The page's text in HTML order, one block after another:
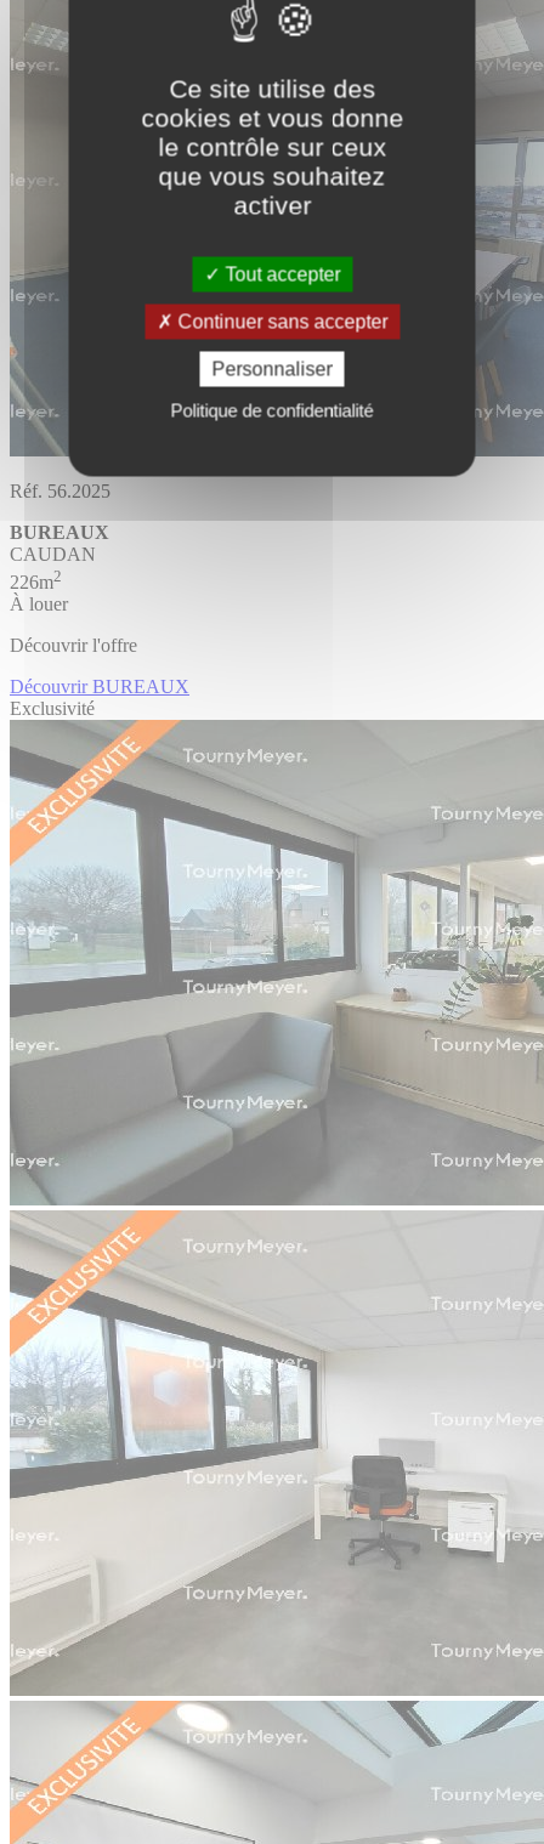
Ce site utilise des
cookies et vous donne
le contrôle sur ceux
que vous souhaitez
activer
Tout accepter
Continuer sans accepter
Personnaliser
Politique de confidentialité
Réf. 56.2025
BUREAUX
CAUDAN
226m2
À louer
Découvrir l'offre
Découvrir BUREAUX
Exclusivité